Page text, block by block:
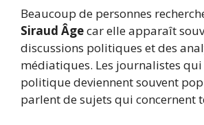
Beaucoup de personnes
Siraud Âgecar elle apparaît
discussions politiques et des
médiatiques. Les journalistes
politique deviennent souvent
parlent de sujets qui concernent